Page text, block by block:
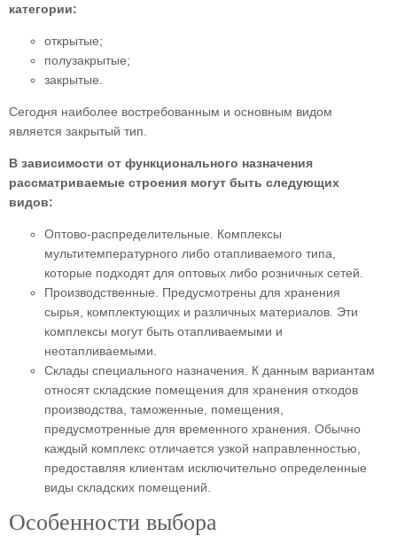
категории:
открытые;
полузакрытые;
закрытые.
Сегодня наиболее востребованным и основным видом
является закрытый тип.
В зависимости от функционального назначения
рассматриваемые строения могут быть следующих
видов:
Оптово-распределительные. Комплексы
мультитемпературного либо отапливаемого типа,
которые подходят для оптовых либо розничных сетей.
Производственные. Предусмотрены для хранения
сырья, комплектующих и различных материалов. Эти
комплексы могут быть отапливаемыми и
неотапливаемыми.
Склады специального назначения. К данным вариантам
относят складские помещения для хранения отходов
производства, таможенные, помещения,
предусмотренные для временного хранения. Обычно
каждый комплекс отличается узкой направленностью,
предоставляя клиентам исключительно определенные
виды складских помещений.
Особенности выбора